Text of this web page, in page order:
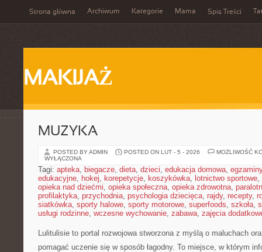
Strona główna Archiwum Kategorie Mama Spis Treści
MAKIJAŻ
MUZYKA
POSTED BY ADMIN POSTED ON LUT - 5 - 2026
MOŻLIWOŚĆ
WYŁĄCZONA
Tagi: apteka, biegacze, dieta, dzieci, edukacja domowa, egzaminy
edukacyjne, hokej, korepetycje, koszykówka, lotnictwo sportowe,
opieka nad dziećmi, opieka społeczna, opieka zdrowotna,
profilaktyka, przychodnia, psychologia dziecięca, rajdy, recepty,
siatkówka, sporty halowe, sporty motorowe, superfoods, szkoła,
usługi rodzinne, wczesne wychowanie, zabawa, zajęcia
Lulitulisie to portal rozwojowa stworzona z myślą o maluchach
pomagać uczenie się w sposób łagodny. To miejsce, w którym